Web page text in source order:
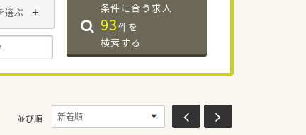
選ぶ 条件に合う求人
93件を
検索する
並び順